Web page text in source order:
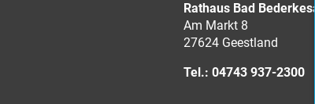
Rathaus Bad Bederkesa
Am Markt 8
27624 Geestland
Tel.: 04743 937-2300